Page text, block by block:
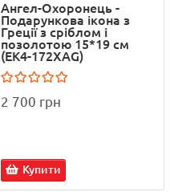
Ангел-Охоронець -
Подарункова ікона з
Греції з сріблом і
позолотою 15*19 см
(EK4-172XAG)
2 700 грн
Купити